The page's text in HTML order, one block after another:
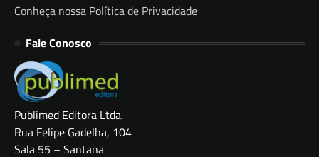
Conheça nossa Política de Privacidade
Fale Conosco
Publimed Editora Ltda.
Rua Felipe Gadelha, 104
Sala 55 – Santana